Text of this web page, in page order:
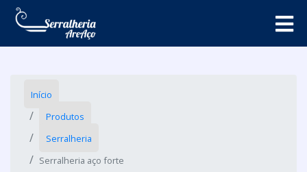
Início
Produtos
Serralheria
Serralheria aço forte